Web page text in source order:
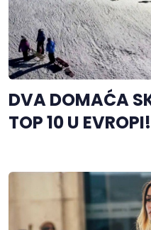
DVA DOMAĆA
TOP 10 U EVROPI!